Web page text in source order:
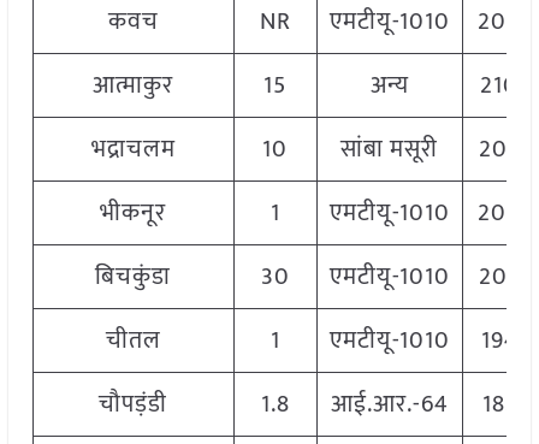
कवच
NR एमटीयू-1010
2040
आत्माकुर
15 अन्य
2100
भद्राचलम
10 सांबा मसूरी
2060
भीकनूर
1 एमटीयू-1010
2040
बिचकुंडा
30 एमटीयू-1010
2060
चीतल
1 एमटीयू-1010
1940
चौपड़ंडी
1.8 आई.आर.-64
1822